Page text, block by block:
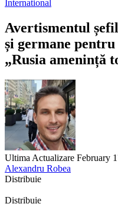
International
Avertismentul
și germane
„Rusia amenință
Ultima Actualizare February
Alexandru Robea
Distribuie
Distribuie